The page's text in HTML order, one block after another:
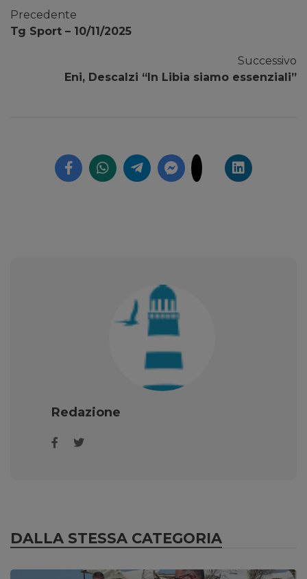
Precedente
Tg Sport – 10/11/2025
Successivo
Eni, Descalzi “In Libia siamo essenziali”
Redazione
DALLA STESSA CATEGORIA